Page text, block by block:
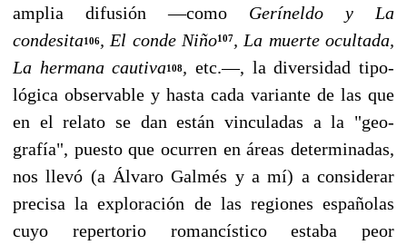
amplia difusión —como Geríneldo y La
condesita106, El conde Niño107, La muerte ocultada,
La hermana cautiva108,etc.—, la diversidad tipo­
lógica observable y hasta cada variante de las que
en el relato se dan están vinculadas a la "geo­
grafía", puesto que ocurren en áreas determinadas,
nos llevó (a Álvaro Galmés y a mí) a considerar
precisa la exploración de las regiones españolas
cuyo repertorio romancístico estaba peor